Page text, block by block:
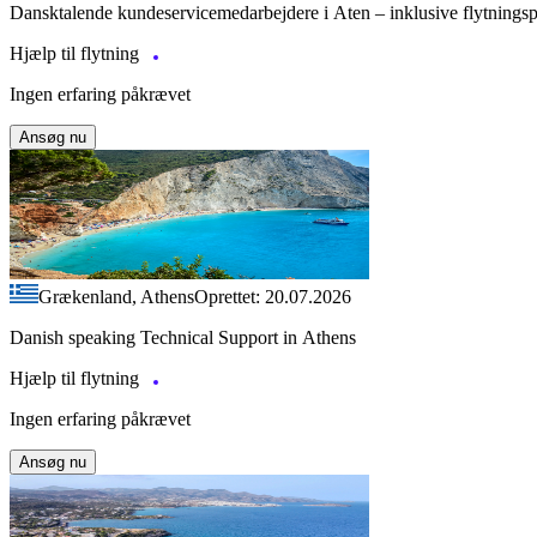
Dansktalende kundeservicemedarbejdere i Aten – inklusive
Hjælp til flytning
Ingen erfaring påkrævet
Ansøg nu
Grækenland, AthensOprettet: 20.07.2026
Danish speaking Technical Support in Athens
Hjælp til flytning
Ingen erfaring påkrævet
Ansøg nu